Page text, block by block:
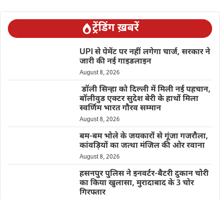
ट्रेंडिंग ख़बरें
UPI से पेमेंट पर नहीं लगेगा चार्ज, सरकार ने
जारी की नई गाइडलाइन
August 8, 2026
डॉली सिन्हा को दिल्ली में मिली नई पहचान,
बॉलीवुड एक्टर सुदेश बेरी के हाथों मिला
स्वर्णिम भारत गौरव सम्मान
August 8, 2026
बम-बम भोले के जयकारों से गूंजा गजरौला,
कांवड़ियों का जत्था मंजिल की ओर रवाना
August 8, 2026
हसनपुर पुलिस ने इनवर्टर-बैटरी दुकान चोरी
का किया खुलासा, मुरादाबाद के 3 चोर
गिरफ्तार